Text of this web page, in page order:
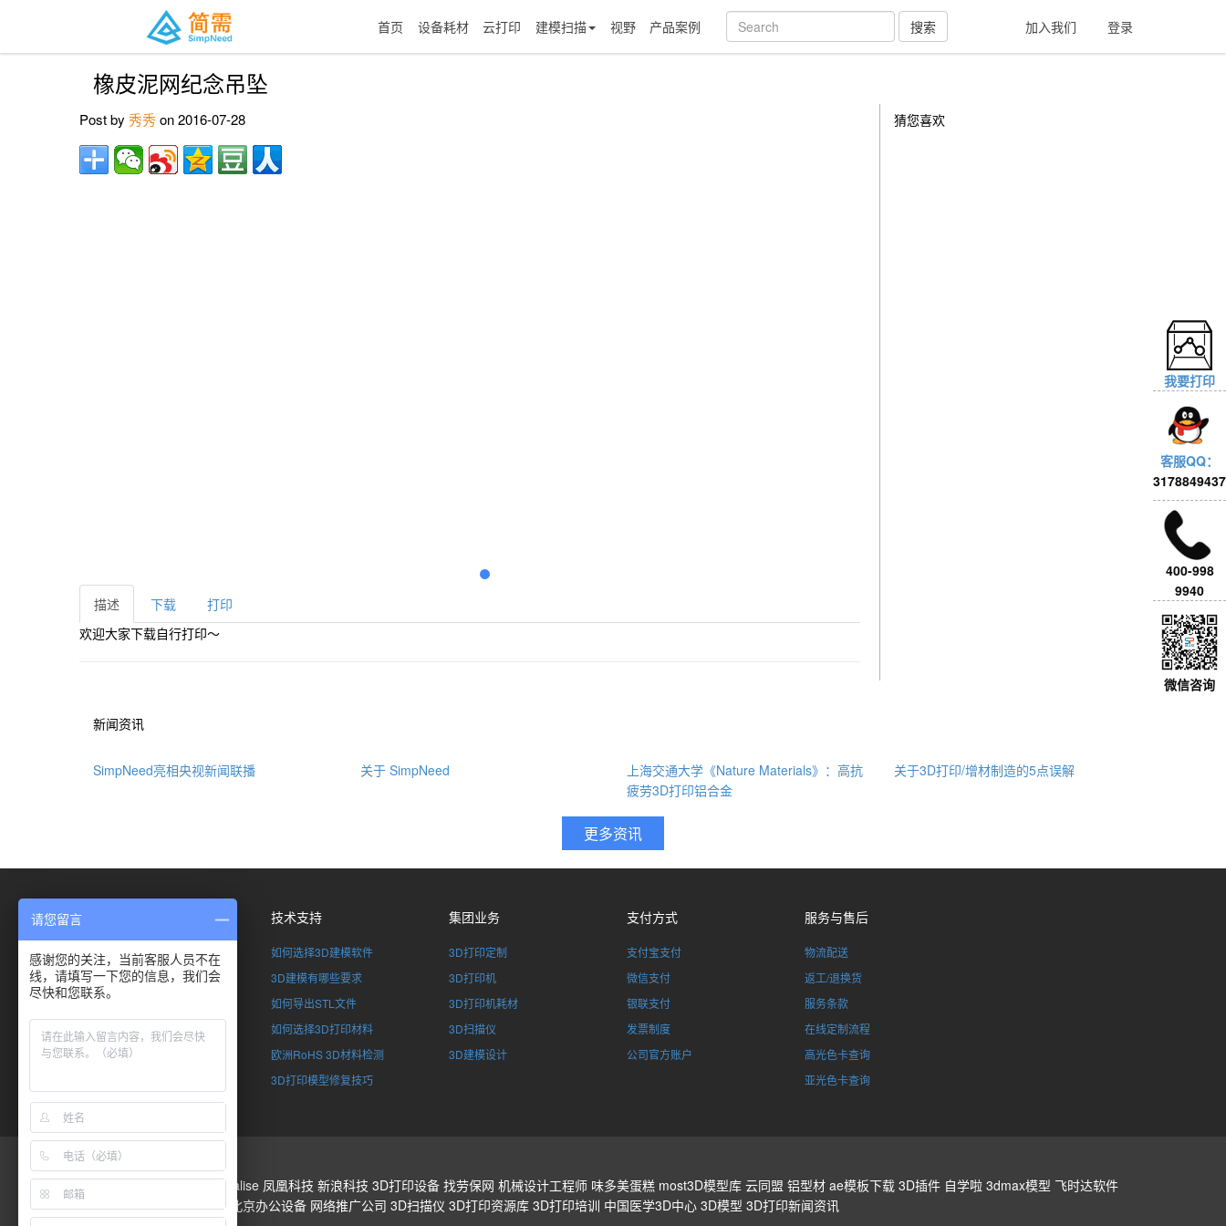
首页 设备耗材 云打印 建模扫描 视野 产品案例 搜索 加入我们 登录
橡皮泥网纪念吊坠
Post by 秀秀on 2016-07-28
描述 下载
打印
欢迎大家下载自行打印～
猜您喜欢
新闻资讯
SimpNeed亮相央视新闻联播 关于 SimpNeed
上海交通大学《Nature Materials》：高抗
疲劳3D打印铝合金
关于3D打印/增材制造的5点误解
我要打印
客服QQ：
3178849437
400-998
9940
微信咨询
了解SimpNeed
联系我们
全球合伙计划
加入SimpNeed
版权申明
技术支持
如何选择3D建模软件
3D建模有哪些要求
如何导出STL文件
如何选择3D打印材料
欧洲RoHS 3D材料检测
3D打印模型修复技巧
集团业务
3D打印定制
3D打印机
3D打印机耗材
3D扫描仪
3D建模设计
支付方式
支付宝支付
微信支付
银联支付
发票制度
公司官方账户
服务与售后
物流配送
返工/退换货
服务条款
在线定制流程
高光色卡查询
亚光色卡查询
3D打印 Stratasys Materialise 凤凰科技 新浪科技 3D打印设备 找劳保网 机械设计工程师 味多美蛋糕 most3D模型库 云同盟 铝型材 ae模板下载 3D插件 自学啦 3dmax模型 飞时达软件
3d建筑模型下载 五月花 北京办公设备 网络推广公司 3D扫描仪 3D打印资源库 3D打印培训 中国医学3D中心 3D模型 3D打印新闻资讯
请您留言
感谢您的关注，当前客服人员不在
线，请填写一下您的信息，我们会
尽快和您联系。